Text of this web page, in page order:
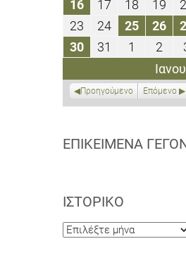
2023
20232023
1616
Ιανουαρίου
2023
17
Ιανουαρίου
2023
18
2023
19
23
Ιανουαρίου
2023
2424
Ιανουαρίου
2023
2525
2023
2626
3030
Ιανουαρίου
31
Ιανουαρίου
1
2023
2
Προηγούμενο Επόμενο
ΕΠΙΚΕΊΜΕΝΑ
ΙΣΤΟΡΙΚΌ
Ιστορικό